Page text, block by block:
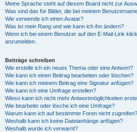
Meine Sprache steht auf diesem Board nicht zur
Was sind das für Bilder, die bei meinem
Wie verwende ich einen Avatar?
Was ist mein Rang und wie kann ich ihn ändern?
Wenn ich bei einem Benutzer auf den E-Mail-Link
anzumelden.
Beiträge schreiben
Wie erstelle ich ein neues Thema oder eine Antwort?
Wie kann ich einen Beitrag bearbeiten oder löschen?
Wie kann ich meinem Beitrag eine Signatur anfügen?
Wie kann ich eine Umfrage erstellen?
Wieso kann ich nicht mehr Antwortmöglichkeiten
Wie bearbeite oder lösche ich eine Umfrage?
Warum kann ich auf bestimmte Foren nicht zugreifen?
Weshalb kann ich keine Dateianhänge anfügen?
Weshalb wurde ich verwarnt?